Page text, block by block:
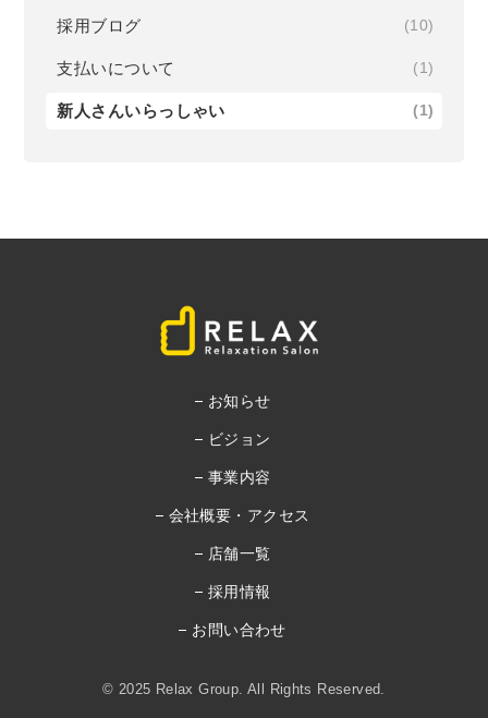
採用ブログ (10)
支払いについて (1)
新人さんいらっしゃい (1)
お知らせ
ビジョン
事業内容
会社概要・アクセス
店舗一覧
採用情報
お問い合わせ
© 2025 Relax Group. All Rights Reserved.